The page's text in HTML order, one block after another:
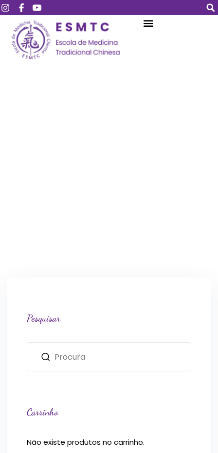
Pesquisar
Carrinho
Não existe produtos no carrinho.
Login Assinar
Login